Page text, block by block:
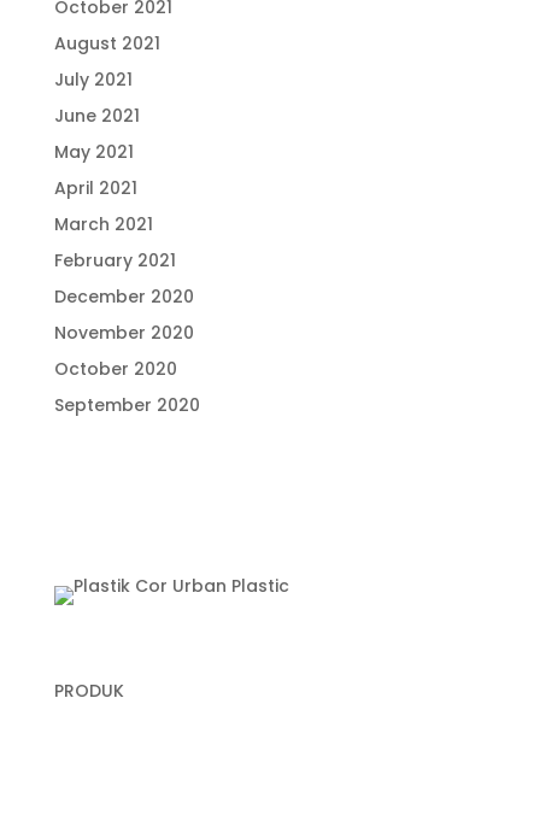
October 2021
August 2021
July 2021
June 2021
May 2021
April 2021
March 2021
February 2021
December 2020
November 2020
October 2020
September 2020
PRODUK